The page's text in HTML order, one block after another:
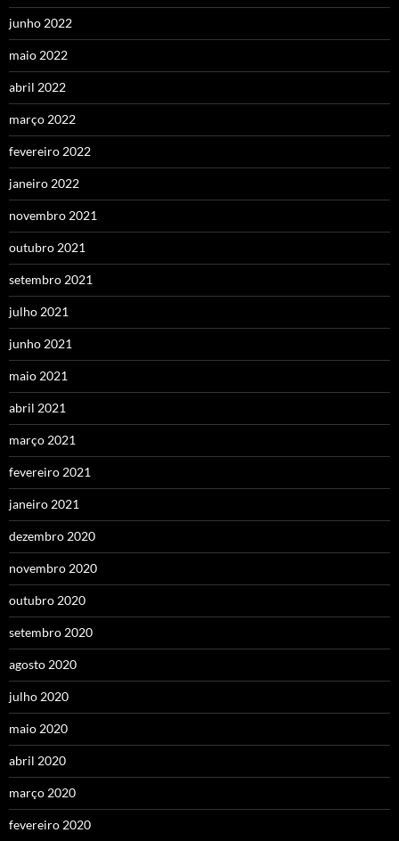
junho 2022
maio 2022
abril 2022
março 2022
fevereiro 2022
janeiro 2022
novembro 2021
outubro 2021
setembro 2021
julho 2021
junho 2021
maio 2021
abril 2021
março 2021
fevereiro 2021
janeiro 2021
dezembro 2020
novembro 2020
outubro 2020
setembro 2020
agosto 2020
julho 2020
maio 2020
abril 2020
março 2020
fevereiro 2020